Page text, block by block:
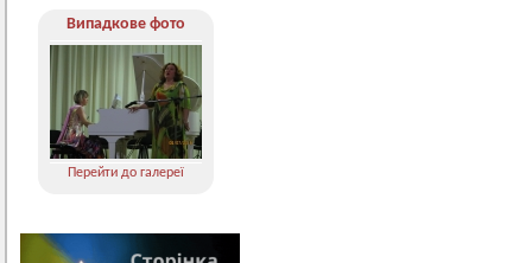
Випадкове фото
Перейти до галереї